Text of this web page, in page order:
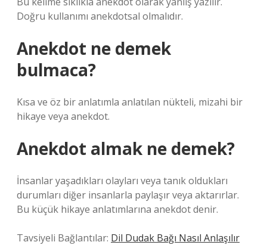
Doğru kullanımı anekdotsal olmalıdır.
Anekdot ne demek
bulmaca?
Kısa ve öz bir anlatımla anlatılan nükteli, mizahi bir
hikaye veya anekdot.
Anekdot almak ne demek?
İnsanlar yaşadıkları olayları veya tanık oldukları
durumları diğer insanlarla paylaşır veya aktarırlar.
Bu küçük hikaye anlatımlarına anekdot denir.
Tavsiyeli Bağlantılar: Dil Dudak Bağı Nasıl Anlaşılır